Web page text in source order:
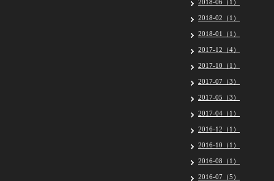
2018-06（1）
2018-02（1）
2018-01（1）
2017-12（4）
2017-10（1）
2017-07（3）
2017-05（3）
2017-04（1）
2016-12（1）
2016-10（1）
2016-08（1）
2016-07（5）